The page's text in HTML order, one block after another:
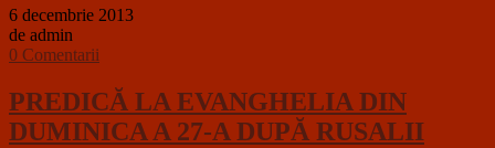
6 decembrie 2013
de admin
0 Comentarii
PREDICĂ LA EVANGHELIA DIN
DUMINICA A 27-A DUPĂ RUSALII